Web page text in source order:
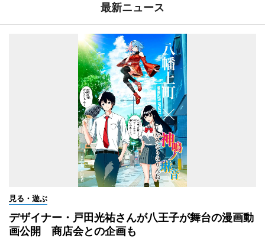
最新ニュース
見る・遊ぶ
デザイナー・戸田光祐さんが八王子が舞台の漫画動
画公開 商店会との企画も